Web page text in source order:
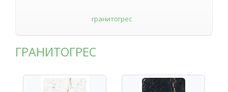
гранитогрес
ГРАНИТОГРЕС